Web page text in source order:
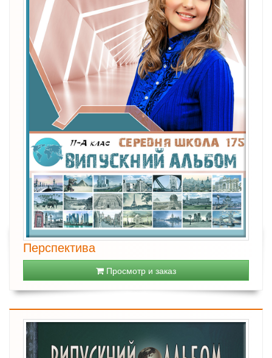
Перспектива
Просмотр и заказ